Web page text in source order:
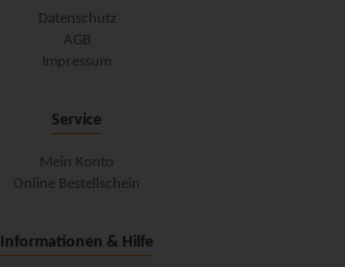
Datenschutz
AGB
Impressum
Service
Mein Konto
Online Bestellschein
Informationen & Hilfe